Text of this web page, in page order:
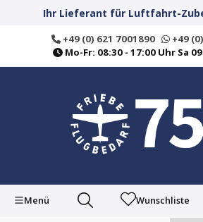
springenIhr Lieferant für Luftfahrt-
+49 (0) 621 7001890
+49
Mo-Fr: 08:30 - 17:00 Uhr Sa
Menü Wunschliste